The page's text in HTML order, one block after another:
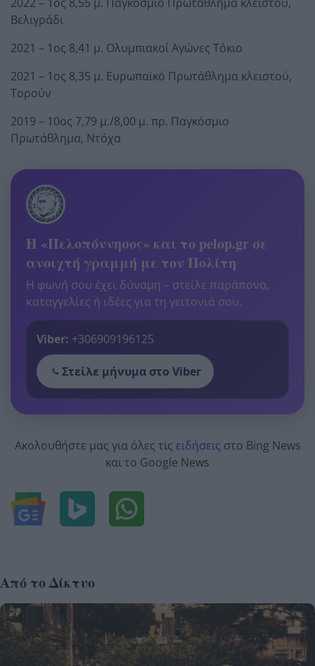
Βελιγράδι
2021 – 1ος 8,41 μ. Ολυμπιακοί Αγώνες Τόκιο
2021 – 1ος 8,35 μ. Ευρωπαϊκό Πρωτάθλημα κλειστού,
Τορούν
2019 – 10ος 7,79 μ./8,00 μ. πρ. Παγκόσμιο
Πρωτάθλημα, Ντόχα
Η «Πελοπόννησος» και το pelop.gr σε
ανοιχτή γραμμή με τον Πολίτη
Η φωνή σου έχει δύναμη – στείλε παράπονα,
καταγγελίες ή ιδέες για τη γειτονιά σου.
Viber: +306909196125
Στείλε μήνυμα στο Viber
Ακολουθήστε μας για όλες τις ειδήσεις στο Bing News
και το Google News
Από το Δίκτυο